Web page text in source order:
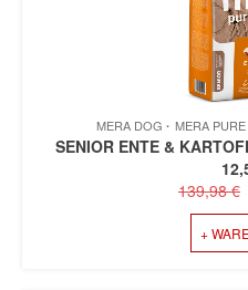
MERA DOG MERA
SENIOR ENTE &
139,98€
+